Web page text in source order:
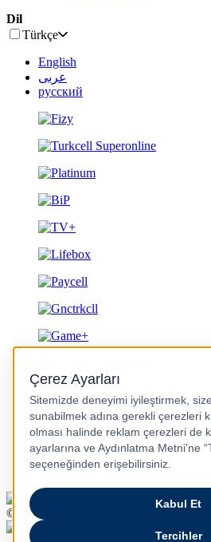
Dil
Türkçe
English
عربى
русский
Gizlilik ve Güvenlik
© 2026 Turkcell